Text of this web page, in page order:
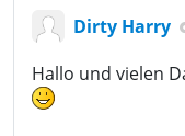
Dirty Harry
Hallo und vielen